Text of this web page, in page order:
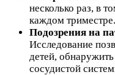
несколько раз, в
каждом триместре.
Подозрения на
Исследование
детей,
сосудистой